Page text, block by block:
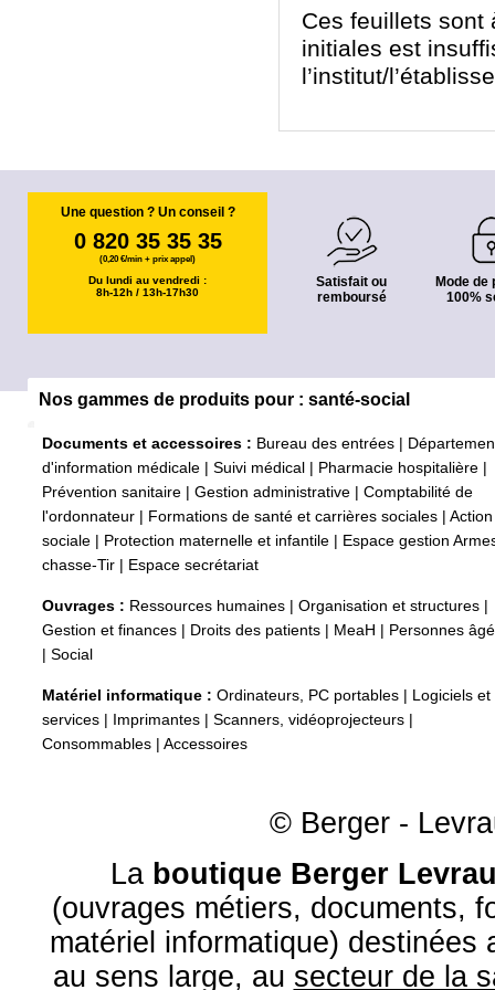
Ces feuillets sont
initiales est
l’institut/
Une question ? Un conseil ?
0 820 35 35 35
(0,20 €/min + prix appel)
Du lundi au vendredi :
8h-12h / 13h-17h30
Satisfait ou
remboursé
Mode de
100%
Nos gammes de produits pour : santé-social
Documents et accessoires : Bureau des entrées
d'information médicale
Suivi médical Pharmacie hospitalière
Prévention sanitaire
Gestion administrative
Comptabilité de
l'ordonnateur
Formations de santé et carrières sociales
Action
sociale
Protection maternelle et infantile
Espace gestion
chasse-Tir
Espace secrétariat
Ouvrages : Ressources humaines Organisation et structures
Gestion et finances
Droits des patients MeaH
Personnes
Social
Matériel informatique : Ordinateurs, PC portables
Logiciels et
services
Imprimantes Scanners, vidéoprojecteurs
Consommables
Accessoires
© Berger -
La boutique Berger
(ouvrages métiers, documents,
matériel informatique) destinées
au sens large, au secteur de la